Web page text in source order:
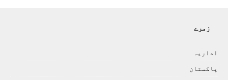
زمرے
اداريہ
پاکستان